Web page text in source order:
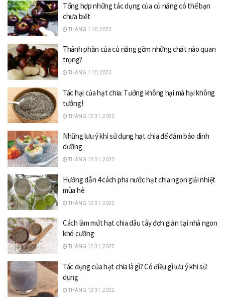
Tổng hợp những tác dụng của củ năng có thể bạn
chưa biết
THÁNG 1 10, 2023
Thành phần của củ năng gồm những chất nào quan
trọng?
THÁNG 1 10, 2023
Tác hại của hạt chia: Tưởng không hại mà hại không
tưởng!
THÁNG 12 31, 2022
Những lưu ý khi sử dụng hạt chia để đảm bảo dinh
dưỡng
THÁNG 12 31, 2022
Hướng dẫn 4 cách pha nước hạt chia ngon giải nhiệt
mùa hè
THÁNG 12 31, 2022
Cách làm mứt hạt chia dâu tây đơn giản tại nhà ngon
khó cưỡng
THÁNG 12 31, 2022
Tác dụng của hạt chia là gì? Có điều gì lưu ý khi sử
dụng
THÁNG 12 31, 2022